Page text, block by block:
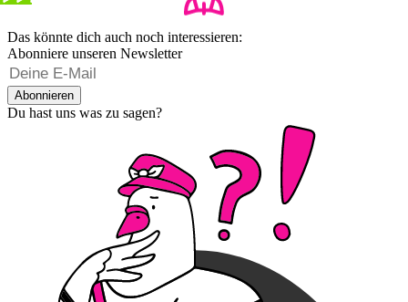
Das könnte dich auch noch interessieren:
Abonniere unseren Newsletter
Abonnieren
Du hast uns was zu sagen?